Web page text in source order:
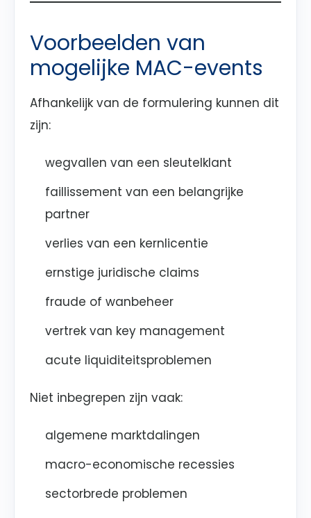
Voorbeelden van
mogelijke MAC-events
Afhankelijk van de formulering kunnen dit
zijn:
wegvallen van een sleutelklant
faillissement van een belangrijke
partner
verlies van een kernlicentie
ernstige juridische claims
fraude of wanbeheer
vertrek van key management
acute liquiditeitsproblemen
Niet inbegrepen zijn vaak:
algemene marktdalingen
macro-economische recessies
sectorbrede problemen